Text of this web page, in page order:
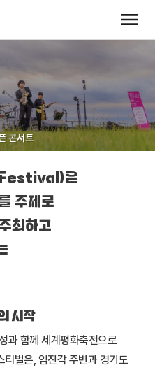
콘서트
은
주제로
최하고
시작
과 함께 세계평화축전으로
벌은, 임진각 주변과 경기도